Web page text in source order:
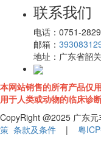
联系我们
电话： 0751-
邮箱：
地址： 广东省韶
本网站销售的所有产品仅
用于人类或动物的临床诊
CopyRight @2025 广东
策 条款及条件 | 粤